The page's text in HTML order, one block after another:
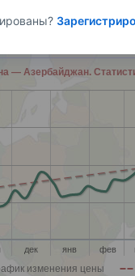
(UA)
— Азербайджан.
изменения цены
дек янв фев